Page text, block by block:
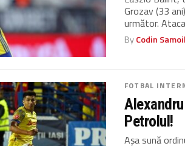
Grozav (33
următor.
ByCodin
FOTBAL
Petrolul!
Așa sună